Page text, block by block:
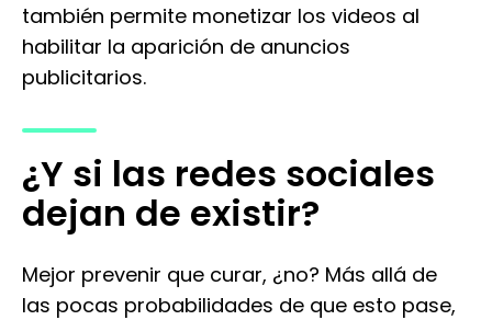
también permite monetizar los videos al
habilitar la aparición de anuncios
publicitarios.
¿Y si las redes sociales
dejan de existir?
Mejor prevenir que curar, ¿no? Más allá de
las pocas probabilidades de que esto pase,